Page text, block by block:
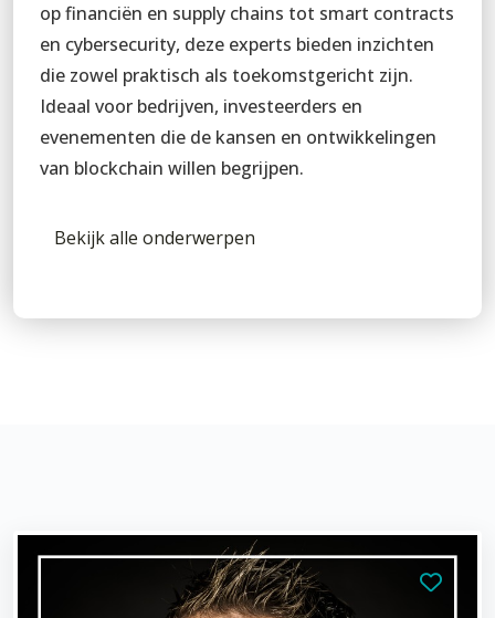
op financiën en supply chains tot smart contracts
en cybersecurity, deze experts bieden inzichten
die zowel praktisch als toekomstgericht zijn.
Ideaal voor bedrijven, investeerders en
evenementen die de kansen en ontwikkelingen
van blockchain willen begrijpen.
Bekijk alle onderwerpen